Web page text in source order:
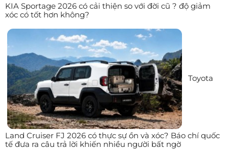
KIA Sportage 2026 có cải thiện so với đời cũ ? độ giảm
xóc có tốt hơn không?
Toyota
Land Cruiser FJ 2026 có thực sự ồn và xóc? Báo chí quốc
tế đưa ra câu trả lời khiến nhiều người bất ngờ